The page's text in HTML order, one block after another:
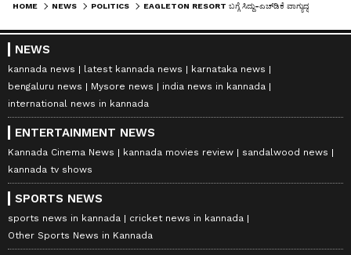
HOME NEWS POLITICS EAGLETON RESORT ಬಗ್ಗೆ ಸಿದ್ದು-ಎಚ್‌ಡಿಕೆ ವಾಗ್ಯುದ್ಧ
NEWS
kannada news latest kannada news
karnataka news
bengaluru news
Mysore news
india news in kannada
international news in kannada
ENTERTAINMENT NEWS
Kannada Cinema News kannada movies review
sandalwood news
kannada tv shows
SPORTS NEWS
sports news in kannada
cricket news in kannada
Other Sports News in Kannada